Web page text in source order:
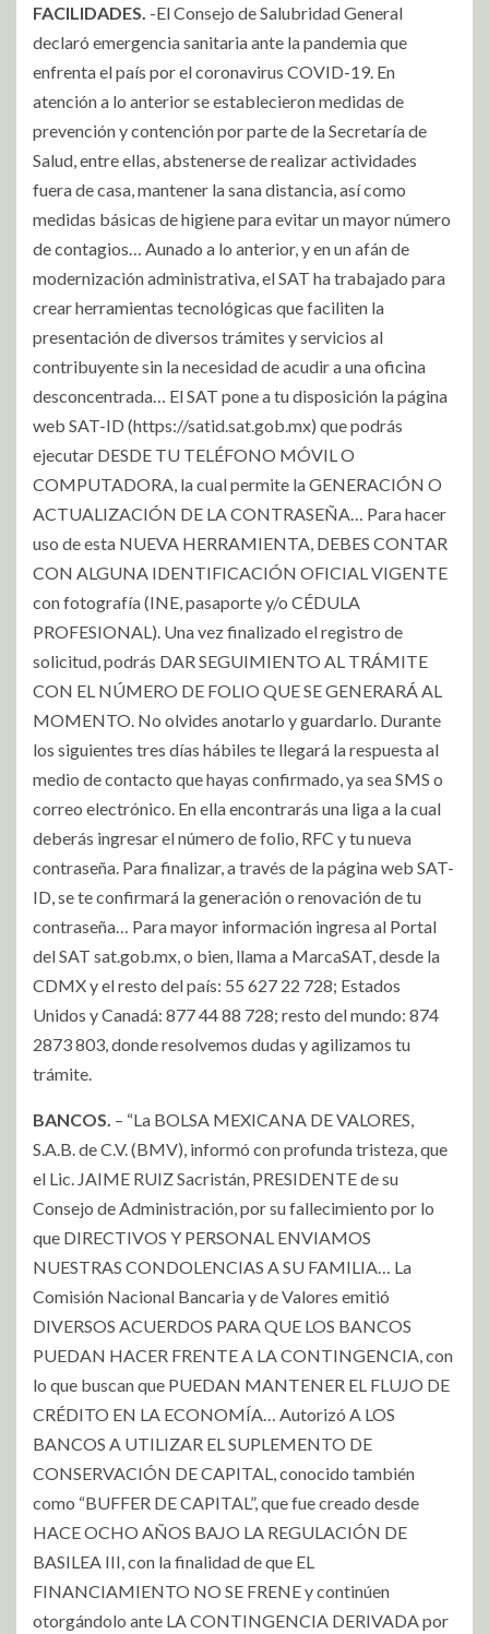
FACILIDADES. -El Consejo de Salubridad General
declaró emergencia sanitaria ante la pandemia que
enfrenta el país por el coronavirus COVID-19. En
atención a lo anterior se establecieron medidas de
prevención y contención por parte de la Secretaría de
Salud, entre ellas, abstenerse de realizar actividades
fuera de casa, mantener la sana distancia, así como
medidas básicas de higiene para evitar un mayor número
de contagios… Aunado a lo anterior, y en un afán de
modernización administrativa, el SAT ha trabajado para
crear herramientas tecnológicas que faciliten la
presentación de diversos trámites y servicios al
contribuyente sin la necesidad de acudir a una oficina
desconcentrada… El SAT pone a tu disposición la página
web SAT-ID (https://satid.sat.gob.mx) que podrás
ejecutar DESDE TU TELÉFONO MÓVIL O
COMPUTADORA, la cual permite la GENERACIÓN O
ACTUALIZACIÓN DE LA CONTRASEÑA… Para hacer
uso de esta NUEVA HERRAMIENTA, DEBES CONTAR
CON ALGUNA IDENTIFICACIÓN OFICIAL VIGENTE
con fotografía (INE, pasaporte y/o CÉDULA
PROFESIONAL). Una vez finalizado el registro de
solicitud, podrás DAR SEGUIMIENTO AL TRÁMITE
CON EL NÚMERO DE FOLIO QUE SE GENERARÁ AL
MOMENTO. No olvides anotarlo y guardarlo. Durante
los siguientes tres días hábiles te llegará la respuesta al
medio de contacto que hayas confirmado, ya sea SMS o
correo electrónico. En ella encontrarás una liga a la cual
deberás ingresar el número de folio, RFC y tu nueva
contraseña. Para finalizar, a través de la página web SAT-
ID, se te confirmará la generación o renovación de tu
contraseña… Para mayor información ingresa al Portal
del SAT sat.gob.mx, o bien, llama a MarcaSAT, desde la
CDMX y el resto del país: 55 627 22 728; Estados
Unidos y Canadá: 877 44 88 728; resto del mundo: 874
2873 803, donde resolvemos dudas y agilizamos tu
trámite.
BANCOS. – “La BOLSA MEXICANA DE VALORES,
S.A.B. de C.V. (BMV), informó con profunda tristeza, que
el Lic. JAIME RUIZ Sacristán, PRESIDENTE de su
Consejo de Administración, por su fallecimiento por lo
que DIRECTIVOS Y PERSONAL ENVIAMOS
NUESTRAS CONDOLENCIAS A SU FAMILIA… La
Comisión Nacional Bancaria y de Valores emitió
DIVERSOS ACUERDOS PARA QUE LOS BANCOS
PUEDAN HACER FRENTE A LA CONTINGENCIA, con
lo que buscan que PUEDAN MANTENER EL FLUJO DE
CRÉDITO EN LA ECONOMÍA… Autorizó A LOS
BANCOS A UTILIZAR EL SUPLEMENTO DE
CONSERVACIÓN DE CAPITAL, conocido también
como “BUFFER DE CAPITAL”, que fue creado desde
HACE OCHO AÑOS BAJO LA REGULACIÓN DE
BASILEA III, con la finalidad de que EL
FINANCIAMIENTO NO SE FRENE y continúen
otorgándolo ante LA CONTINGENCIA DERIVADA por